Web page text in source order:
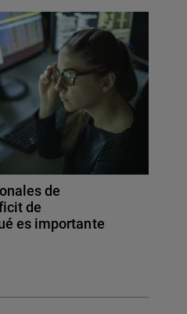
de
de
es importante